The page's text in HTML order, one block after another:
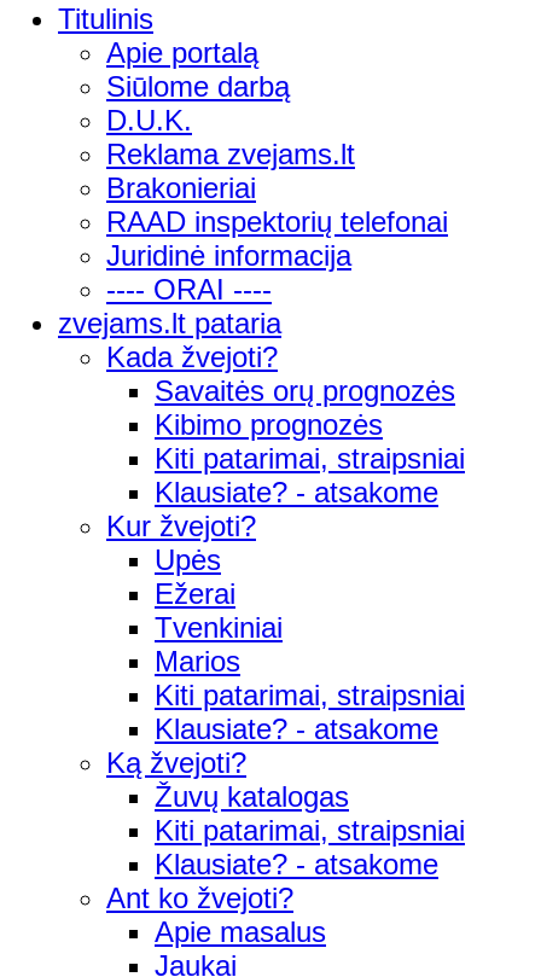
Titulinis
Apie portalą
Siūlome darbą
D.U.K.
Reklama zvejams.lt
Brakonieriai
RAAD inspektorių telefonai
Juridinė informacija
---- ORAI ----
zvejams.lt pataria
Kada žvejoti?
Savaitės orų prognozės
Kibimo prognozės
Kiti patarimai, straipsniai
Klausiate? - atsakome
Kur žvejoti?
Upės
Ežerai
Tvenkiniai
Marios
Kiti patarimai, straipsniai
Klausiate? - atsakome
Ką žvejoti?
Žuvų katalogas
Kiti patarimai, straipsniai
Klausiate? - atsakome
Ant ko žvejoti?
Apie masalus
Jaukai